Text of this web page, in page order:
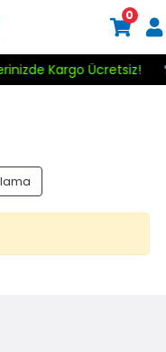
Kargo Ücretsiz!
0